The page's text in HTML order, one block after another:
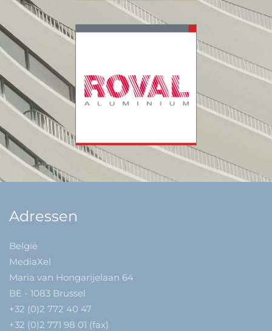
Adressen
België
MediaXel
Maria van Hongarijelaan 64
BE - 1083 Brussel
+32 (0)2 772 40 47
+32 (0)2 771 98 01 (fax)